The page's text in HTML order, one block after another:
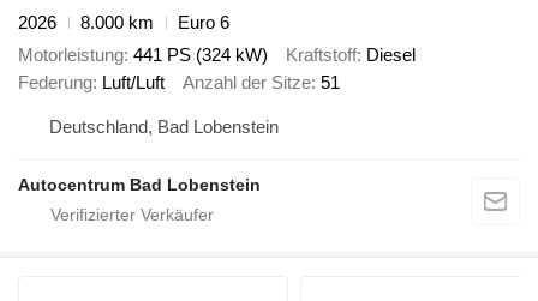
2026
8.000 km
Euro 6
Motorleistung 441 PS (324 kW) Kraftstoff Diesel
Federung Luft/Luft Anzahl der Sitze 51
Deutschland, Bad Lobenstein
Autocentrum Bad Lobenstein